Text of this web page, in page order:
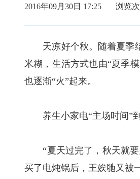
2016年09月30日 17:25 浏览次
天凉好个秋。随着夏季结
米糊，生活方式也由“夏季
也逐渐“火”起来。
养生小家电“主场时间”到
“夏天过完了，秋天就要
买了电炖锅后，王娭毑又被